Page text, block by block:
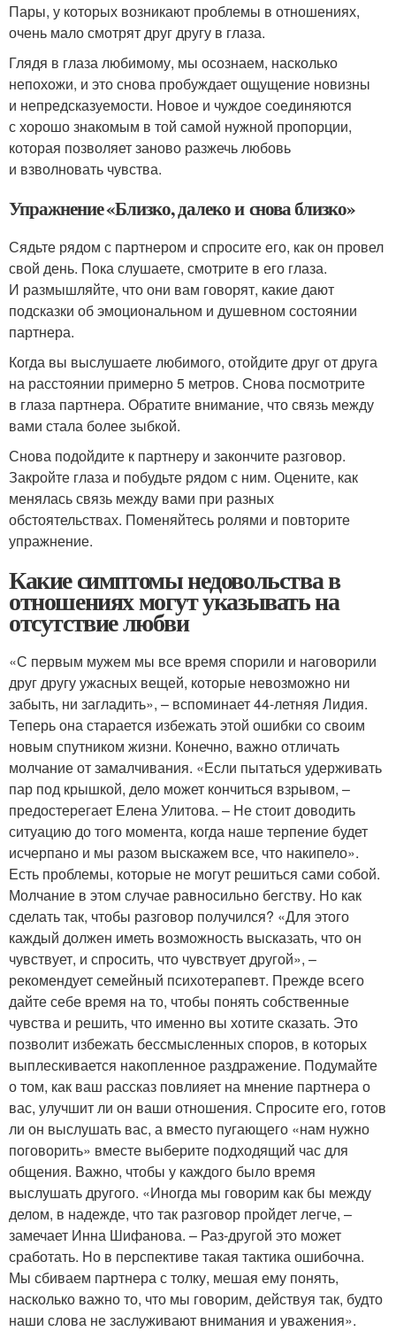
Пары, у которых возникают проблемы в отношениях,
очень мало смотрят друг другу в глаза.
Глядя в глаза любимому, мы осознаем, насколько
непохожи, и это снова пробуждает ощущение новизны
и непредсказуемости. Новое и чуждое соединяются
с хорошо знакомым в той самой нужной пропорции,
которая позволяет заново разжечь любовь
и взволновать чувства.
Упражнение «Близко, далеко и снова близко»
Сядьте рядом с партнером и спросите его, как он провел
свой день. Пока слушаете, смотрите в его глаза.
И размышляйте, что они вам говорят, какие дают
подсказки об эмоциональном и душевном состоянии
партнера.
Когда вы выслушаете любимого, отойдите друг от друга
на расстоянии примерно 5 метров. Снова посмотрите
в глаза партнера. Обратите внимание, что связь между
вами стала более зыбкой.
Снова подойдите к партнеру и закончите разговор.
Закройте глаза и побудьте рядом с ним. Оцените, как
менялась связь между вами при разных
обстоятельствах. Поменяйтесь ролями и повторите
упражнение.
Какие симптомы недовольства в
отношениях могут указывать на
отсутствие любви
«С первым мужем мы все время спорили и наговорили
друг другу ужасных вещей, которые невозможно ни
забыть, ни загладить», – вспоминает 44-летняя Лидия.
Теперь она старается избежать этой ошибки со своим
новым спутником жизни. Конечно, важно отличать
молчание от замалчивания. «Если пытаться удерживать
пар под крышкой, дело может кончиться взрывом, –
предостерегает Елена Улитова. – Не стоит доводить
ситуацию до того момента, когда наше терпение будет
исчерпано и мы разом выскажем все, что накипело».
Есть проблемы, которые не могут решиться сами собой.
Молчание в этом случае равносильно бегству. Но как
сделать так, чтобы разговор получился? «Для этого
каждый должен иметь возможность высказать, что он
чувствует, и спросить, что чувствует другой», –
рекомендует семейный психотерапевт. Прежде всего
дайте себе время на то, чтобы понять собственные
чувства и решить, что именно вы хотите сказать. Это
позволит избежать бессмысленных споров, в которых
выплескивается накопленное раздражение. Подумайте
о том, как ваш рассказ повлияет на мнение партнера о
вас, улучшит ли он ваши отношения. Спросите его, готов
ли он выслушать вас, а вместо пугающего «нам нужно
поговорить» вместе выберите подходящий час для
общения. Важно, чтобы у каждого было время
выслушать другого. «Иногда мы говорим как бы между
делом, в надежде, что так разговор пройдет легче, –
замечает Инна Шифанова. – Раз-другой это может
сработать. Но в перспективе такая тактика ошибочна.
Мы сбиваем партнера с толку, мешая ему понять,
насколько важно то, что мы говорим, действуя так, будто
наши слова не заслуживают внимания и уважения».